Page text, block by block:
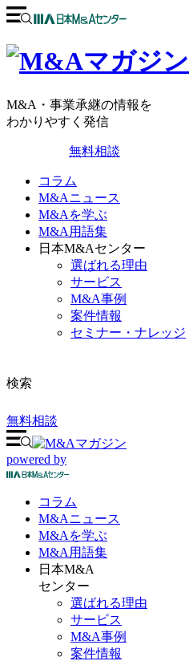
M&A・事業承継の情報を
わかりやすく発信
無料相談
コラム
M&Aニュース
M&Aを学ぶ
M&A用語集
日本M&Aセンター
選ばれる理由
サービス
M&A事例
案件情報
セミナー・ナレッジ
検索
無料相談
powered by
コラム
M&Aニュース
M&Aを学ぶ
M&A 用語集
日本M&A
センター
選ばれる理由
サービス
M&A事例
案件情報